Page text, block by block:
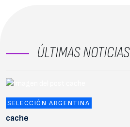
ÚLTIMAS NOTICIAS
SELECCIÓN ARGENTINA
cache